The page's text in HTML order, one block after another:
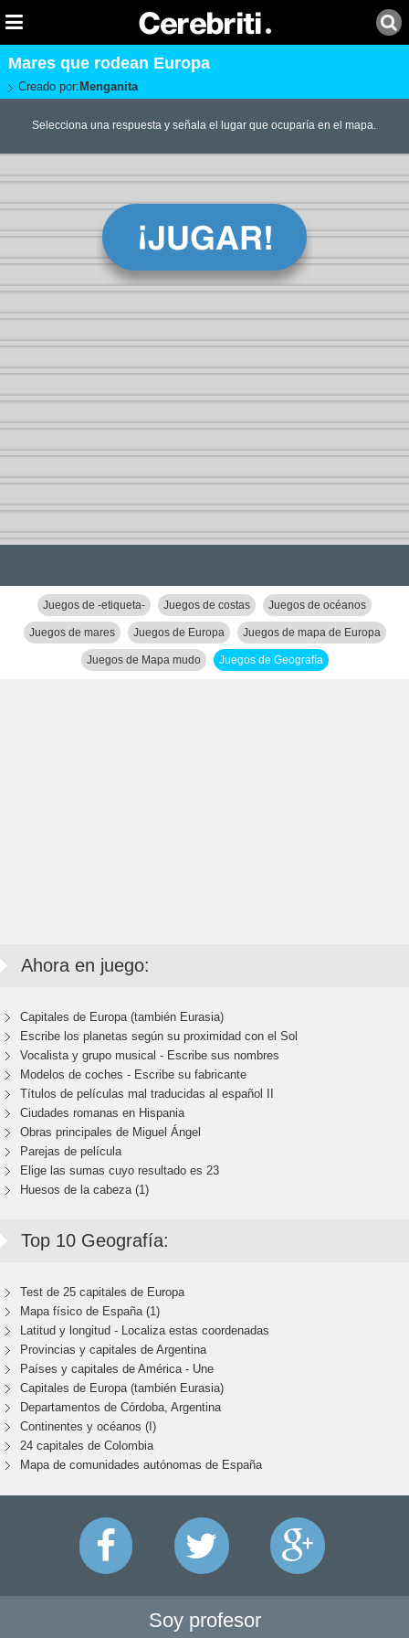
Mares que rodean Europa
Creado por: Menganita
Selecciona una respuesta y señala el lugar que ocuparía en el mapa.
Juegos de -etiqueta- Juegos de costas Juegos de océanos
Juegos de mares Juegos de Europa Juegos de mapa de Europa
Juegos de Mapa mudo Juegos de Geografía
Ahora en juego:
Capitales de Europa (también Eurasia)
Escribe los planetas según su proximidad con el Sol
Vocalista y grupo musical - Escribe sus nombres
Modelos de coches - Escribe su fabricante
Títulos de películas mal traducidas al español II
Ciudades romanas en Hispania
Obras principales de Miguel Ángel
Parejas de película
Elige las sumas cuyo resultado es 23
Huesos de la cabeza (1)
Top 10 Geografía:
Test de 25 capitales de Europa
Mapa físico de España (1)
Latitud y longitud - Localiza estas coordenadas
Provincias y capitales de Argentina
Países y capitales de América - Une
Capitales de Europa (también Eurasia)
Departamentos de Córdoba, Argentina
Continentes y océanos (I)
24 capitales de Colombia
Mapa de comunidades autónomas de España
Soy profesor